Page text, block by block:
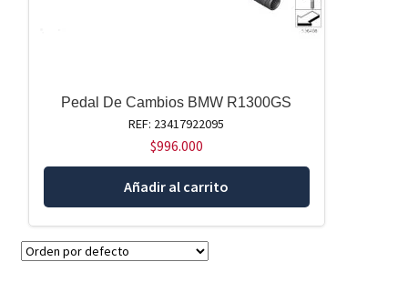
Pedal De Cambios BMW R1300GS
REF: 23417922095
$996.000
Añadir al carrito